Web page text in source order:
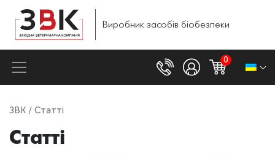
Виробник засобів біобезпеки
0
ЗВК / Статті
Статті